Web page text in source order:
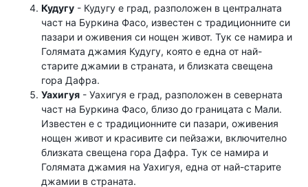
Кудугу - Кудугу е град, разположен в централната
част на Буркина Фасо, известен с традиционните си
пазари и оживения си нощен живот. Тук се намира и
Голямата джамия Кудугу, която е една от най-
старите джамии в страната, и близката свещена
гора Дафра.
Уахигуя - Уахигуя е град, разположен в северната
част на Буркина Фасо, близо до границата с Мали.
Известен е с традиционните си пазари, оживения
нощен живот и красивите си пейзажи, включително
близката свещена гора Дафра. Тук се намира и
Голямата джамия на Уахигуя, една от най-старите
джамии в страната.